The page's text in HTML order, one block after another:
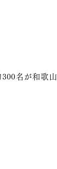
300名が和歌山